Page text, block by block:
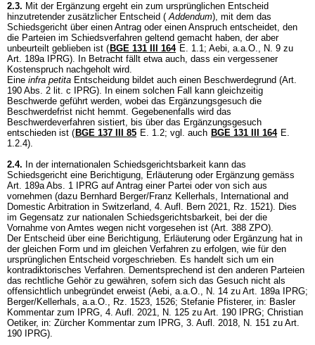
2.3. Mit der Ergänzung ergeht ein zum ursprünglichen Entscheid
hinzutretender zusätzlicher Entscheid (Addendum), mit dem das
Schiedsgericht über einen Antrag oder einen Anspruch entscheidet, den
die Parteien im Schiedsverfahren geltend gemacht haben, der aber
unbeurteilt geblieben ist ( BGE 131 III 164 E. 1.1; Aebi, a.a.O., N. 9 zu
Art. 189a IPRG). In Betracht fällt etwa auch, dass ein vergessener
Kostenspruch nachgeholt wird.
Eine infra petita Entscheidung bildet auch einen Beschwerdegrund (Art.
190 Abs. 2 lit. c IPRG). In einem solchen Fall kann gleichzeitig
Beschwerde geführt werden, wobei das Ergänzungsgesuch die
Beschwerdefrist nicht hemmt. Gegebenenfalls wird das
Beschwerdeverfahren sistiert, bis über das Ergänzungsgesuch
entschieden ist ( BGE 137 III 85 E. 1.2; vgl. auch BGE 131 III 164 E.
1.2.4).
2.4. In der internationalen Schiedsgerichtsbarkeit kann das
Schiedsgericht eine Berichtigung, Erläuterung oder Ergänzung gemäss
Art. 189a Abs. 1 IPRG auf Antrag einer Partei oder von sich aus
vornehmen (dazu Bernhard Berger/Franz Kellerhals, International and
Domestic Arbitration in Switzerland, 4. Aufl. Bern 2021, Rz. 1521). Dies
im Gegensatz zur nationalen Schiedsgerichtsbarkeit, bei der die
Vornahme von Amtes wegen nicht vorgesehen ist (Art. 388 ZPO).
Der Entscheid über eine Berichtigung, Erläuterung oder Ergänzung hat in
der gleichen Form und im gleichen Verfahren zu erfolgen, wie für den
ursprünglichen Entscheid vorgeschrieben. Es handelt sich um ein
kontradiktorisches Verfahren. Dementsprechend ist den anderen Parteien
das rechtliche Gehör zu gewähren, sofern sich das Gesuch nicht als
offensichtlich unbegründet erweist (Aebi, a.a.O., N. 14 zu Art. 189a IPRG;
Berger/Kellerhals, a.a.O., Rz. 1523, 1526; Stefanie Pfisterer, in: Basler
Kommentar zum IPRG, 4. Aufl. 2021, N. 125 zu Art. 190 IPRG; Christian
Oetiker, in: Zürcher Kommentar zum IPRG, 3. Aufl. 2018, N. 151 zu Art.
190 IPRG).